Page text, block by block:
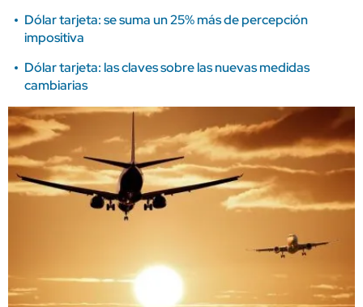
Dólar tarjeta: se suma un 25% más de percepción
impositiva
Dólar tarjeta: las claves sobre las nuevas medidas
cambiarias